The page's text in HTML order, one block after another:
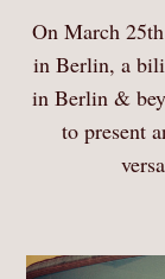
On March
in Berlin, a
in Berlin &
to present